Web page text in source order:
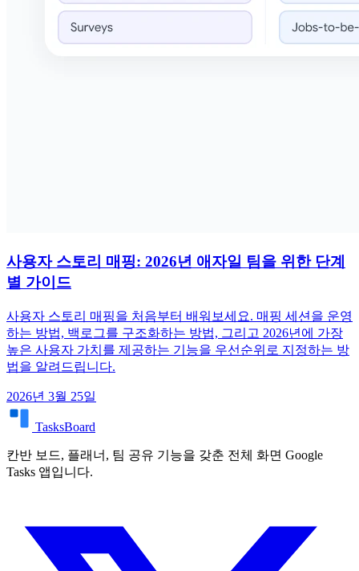
사용자 스토리 매핑: 2026년 애자일 팀을 위한 단계
별 가이드
사용자 스토리 매핑을 처음부터 배워보세요. 매핑 세션을 운영
하는 방법, 백로그를 구조화하는 방법, 그리고 2026년에 가장
높은 사용자 가치를 제공하는 기능을 우선순위로 지정하는 방
법을 알려드립니다.
2026년 3월 25일
TasksBoard
칸반 보드, 플래너, 팀 공유 기능을 갖춘 전체 화면 Google
Tasks 앱입니다.